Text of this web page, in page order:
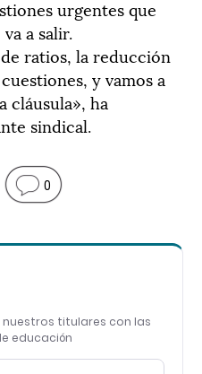
urgentes que
a salir.
ratios, la reducción
y vamos a
cláusula», ha
sindical.
0
titulares con las
educación